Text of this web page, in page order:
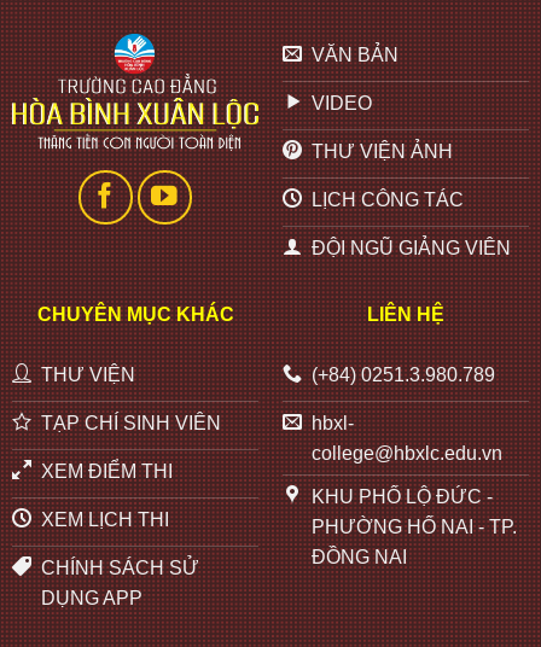
VĂN BẢN
VIDEO
THƯ VIỆN ẢNH
LỊCH CÔNG TÁC
ĐỘI NGŨ GIẢNG VIÊN
CHUYÊN MỤC KHÁC
THƯ VIỆN
TẠP CHÍ SINH VIÊN
XEM ĐIỂM THI
XEM LỊCH THI
CHÍNH SÁCH SỬ
DỤNG APP
LIÊN HỆ
(+84) 0251.3.980.789
hbxl-
college@hbxlc.edu.vn
KHU PHỐ LỘ ĐỨC -
PHƯỜNG HỐ NAI - TP.
ĐỒNG NAI